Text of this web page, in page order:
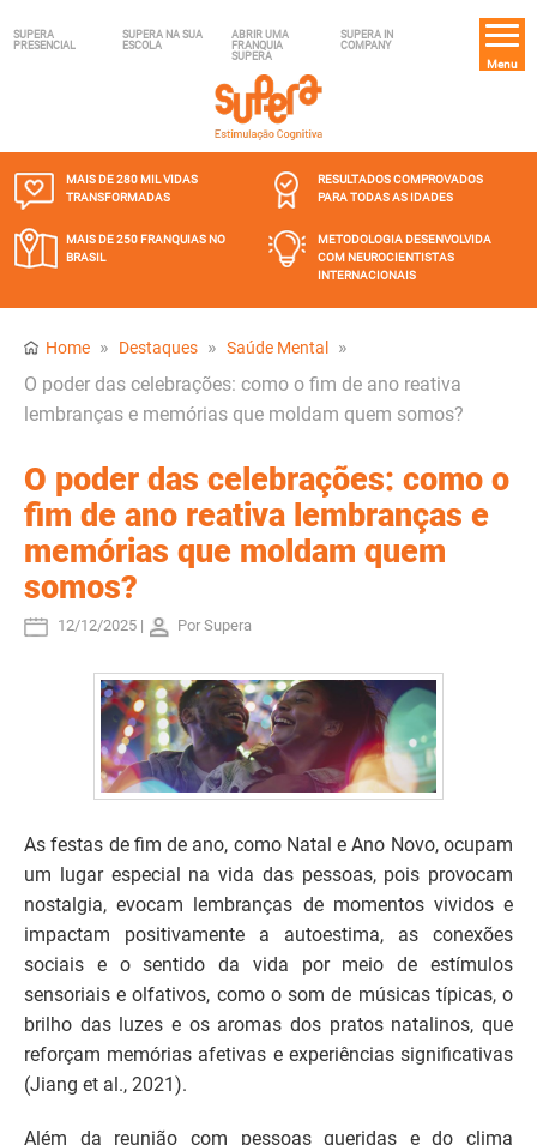
SUPERA
PRESENCIAL
SUPERA NA SUA
ESCOLA
ABRIR UMA
FRANQUIA
SUPERA
SUPERA IN
COMPANY
Menu
MAIS DE 280 MILVIDAS
TRANSFORMADAS
RESULTADOS COMPROVADOS
PARA TODAS AS IDADES
MAIS DE 250 FRANQUIASNO
BRASIL
METODOLOGIA DESENVOLVIDA
COM NEUROCIENTISTAS
INTERNACIONAIS
Home » Destaques » Saúde Mental
»
O poder das celebrações: como o fim de ano reativa
lembranças e memórias que moldam quem somos?
O poder das celebrações: como o
fim de ano reativa lembranças e
memórias que moldam quem
somos?
12/12/2025 | Por Supera
As festas de fim de ano, como Natal e Ano Novo, ocupam
um lugar especial na vida das pessoas, pois provocam
nostalgia, evocam lembranças de momentos vividos e
impactam positivamente a autoestima, as conexões
sociais e o sentido da vida por meio de estímulos
sensoriais e olfativos, como o som de músicas típicas, o
brilho das luzes e os aromas dos pratos natalinos, que
reforçam memórias afetivas e experiências significativas
(Jiang et al., 2021).
Além da reunião com pessoas queridas e do clima